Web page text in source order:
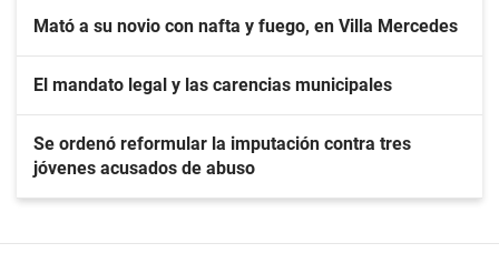
Mató a su novio con nafta y fuego, en Villa Mercedes
El mandato legal y las carencias municipales
Se ordenó reformular la imputación contra tres
jóvenes acusados de abuso